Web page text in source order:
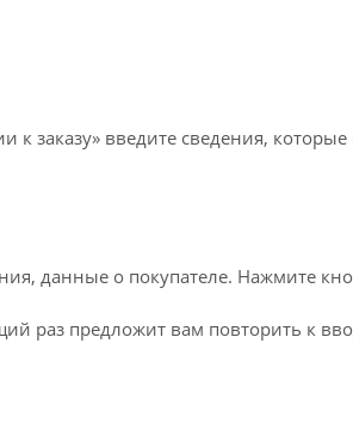
заказу» введите сведения,
данные о покупателе. Нажмите
раз предложит вам повторить к